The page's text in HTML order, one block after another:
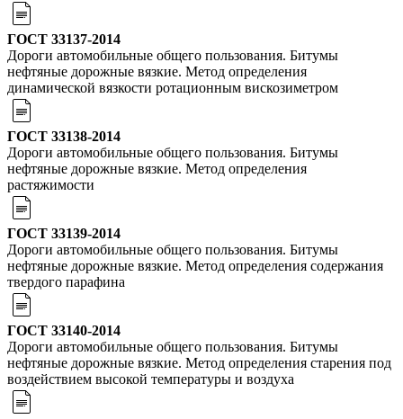
ГОСТ 33137-2014
Дороги автомобильные общего пользования. Битумы
нефтяные дорожные вязкие. Метод определения
динамической вязкости ротационным вискозиметром
ГОСТ 33138-2014
Дороги автомобильные общего пользования. Битумы
нефтяные дорожные вязкие. Метод определения
растяжимости
ГОСТ 33139-2014
Дороги автомобильные общего пользования. Битумы
нефтяные дорожные вязкие. Метод определения содержания
твердого парафина
ГОСТ 33140-2014
Дороги автомобильные общего пользования. Битумы
нефтяные дорожные вязкие. Метод определения старения под
воздействием высокой температуры и воздуха